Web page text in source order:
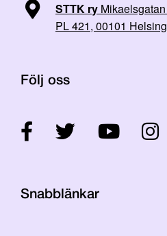
STTK ry
PL 421, 00101
Följ oss
Snabblänkar